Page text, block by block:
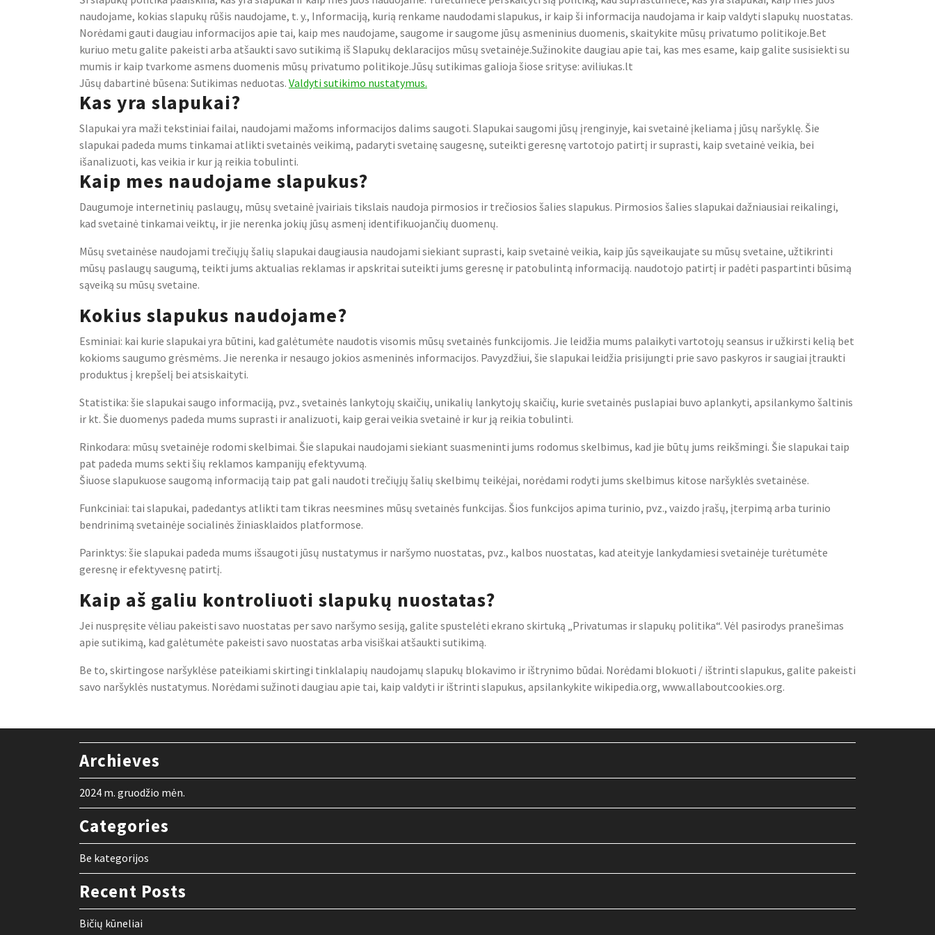
naudojame, kokias slapukų rūšis naudojame, t. y., Informaciją, kurią renkame naudodami slapukus, ir kaip ši informacija naudojama ir kaip valdyti slapukų nuostatas.
Norėdami gauti daugiau informacijos apie tai, kaip mes naudojame, saugome ir saugome jūsų asmeninius duomenis, skaitykite mūsų privatumo politikoje.Bet
kuriuo metu galite pakeisti arba atšaukti savo sutikimą iš Slapukų deklaracijos mūsų svetainėje.Sužinokite daugiau apie tai, kas mes esame, kaip galite susisiekti su
mumis ir kaip tvarkome asmens duomenis mūsų privatumo politikoje.Jūsų sutikimas galioja šiose srityse: aviliukas.lt
Jūsų dabartinė būsena: Sutikimas neduotas. Valdyti sutikimo nustatymus.
Kas yra slapukai?
Slapukai yra maži tekstiniai failai, naudojami mažoms informacijos dalims saugoti. Slapukai saugomi jūsų įrenginyje, kai svetainė įkeliama į jūsų naršyklę. Šie
slapukai padeda mums tinkamai atlikti svetainės veikimą, padaryti svetainę saugesnę, suteikti geresnę vartotojo patirtį ir suprasti, kaip svetainė veikia, bei
išanalizuoti, kas veikia ir kur ją reikia tobulinti.
Kaip mes naudojame slapukus?
Daugumoje internetinių paslaugų, mūsų svetainė įvairiais tikslais naudoja pirmosios ir trečiosios šalies slapukus. Pirmosios šalies slapukai dažniausiai reikalingi,
kad svetainė tinkamai veiktų, ir jie nerenka jokių jūsų asmenį identifikuojančių duomenų.
Mūsų svetainėse naudojami trečiųjų šalių slapukai daugiausia naudojami siekiant suprasti, kaip svetainė veikia, kaip jūs sąveikaujate su mūsų svetaine, užtikrinti
mūsų paslaugų saugumą, teikti jums aktualias reklamas ir apskritai suteikti jums geresnę ir patobulintą informaciją. naudotojo patirtį ir padėti paspartinti būsimą
sąveiką su mūsų svetaine.
Kokius slapukus naudojame?
Esminiai: kai kurie slapukai yra būtini, kad galėtumėte naudotis visomis mūsų svetainės funkcijomis. Jie leidžia mums palaikyti vartotojų seansus ir užkirsti kelią bet
kokioms saugumo grėsmėms. Jie nerenka ir nesaugo jokios asmeninės informacijos. Pavyzdžiui, šie slapukai leidžia prisijungti prie savo paskyros ir saugiai įtraukti
produktus į krepšelį bei atsiskaityti.
Statistika: šie slapukai saugo informaciją, pvz., svetainės lankytojų skaičių, unikalių lankytojų skaičių, kurie svetainės puslapiai buvo aplankyti, apsilankymo šaltinis
ir kt. Šie duomenys padeda mums suprasti ir analizuoti, kaip gerai veikia svetainė ir kur ją reikia tobulinti.
Rinkodara: mūsų svetainėje rodomi skelbimai. Šie slapukai naudojami siekiant suasmeninti jums rodomus skelbimus, kad jie būtų jums reikšmingi. Šie slapukai taip
pat padeda mums sekti šių reklamos kampanijų efektyvumą.
Šiuose slapukuose saugomą informaciją taip pat gali naudoti trečiųjų šalių skelbimų teikėjai, norėdami rodyti jums skelbimus kitose naršyklės svetainėse.
Funkciniai: tai slapukai, padedantys atlikti tam tikras neesmines mūsų svetainės funkcijas. Šios funkcijos apima turinio, pvz., vaizdo įrašų, įterpimą arba turinio
bendrinimą svetainėje socialinės žiniasklaidos platformose.
Parinktys: šie slapukai padeda mums išsaugoti jūsų nustatymus ir naršymo nuostatas, pvz., kalbos nuostatas, kad ateityje lankydamiesi svetainėje turėtumėte
geresnę ir efektyvesnę patirtį.
Kaip aš galiu kontroliuoti slapukų nuostatas?
Jei nuspręsite vėliau pakeisti savo nuostatas per savo naršymo sesiją, galite spustelėti ekrano skirtuką „Privatumas ir slapukų politika“. Vėl pasirodys pranešimas
apie sutikimą, kad galėtumėte pakeisti savo nuostatas arba visiškai atšaukti sutikimą.
Be to, skirtingose naršyklėse pateikiami skirtingi tinklalapių naudojamų slapukų blokavimo ir ištrynimo būdai. Norėdami blokuoti / ištrinti slapukus, galite pakeisti
savo naršyklės nustatymus. Norėdami sužinoti daugiau apie tai, kaip valdyti ir ištrinti slapukus, apsilankykite wikipedia.org, www.allaboutcookies.org.
Archieves
2024 m. gruodžio mėn.
Categories
Be kategorijos
Recent Posts
Bičių kūneliai